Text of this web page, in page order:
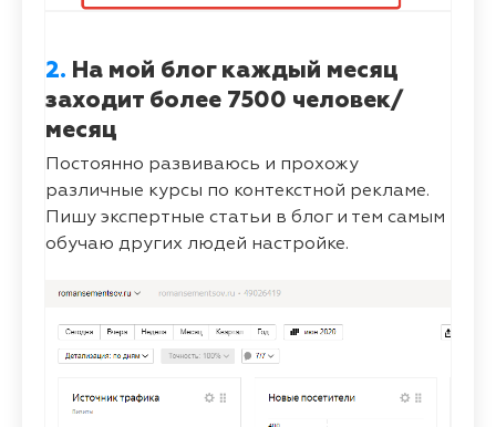
2. На мой блог каждый месяц
заходит более 7500 человек/
месяц
Постоянно развиваюсь и прохожу
различные курсы по контекстной рекламе.
Пишу экспертные статьи в блог и тем самым
обучаю других людей настройке.